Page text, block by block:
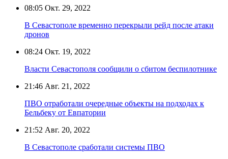
08:05 Окт. 29, 2022
В Севастополе временно перекрыли рейд после атаки
дронов
08:24 Окт. 19, 2022
Власти Севастополя сообщили о сбитом беспилотнике
21:46 Авг. 21, 2022
ПВО отработали очередные объекты на подходах к
Бельбеку от Евпатории
21:52 Авг. 20, 2022
В Севастополе сработали системы ПВО